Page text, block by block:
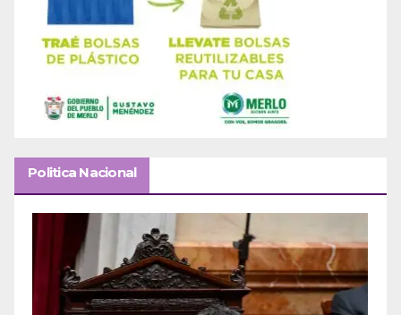
Politica Nacional